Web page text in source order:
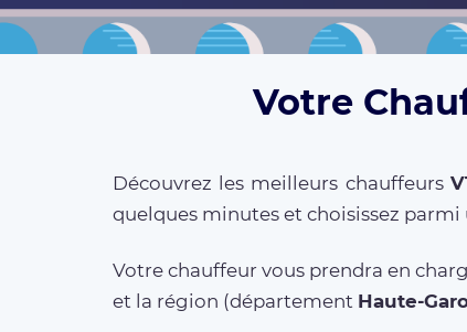
Votre
Découvrez les meilleurs chauffeurs
quelques minutes et choisissez
Votre chauffeur vous prendra en
et la région (département Haute-